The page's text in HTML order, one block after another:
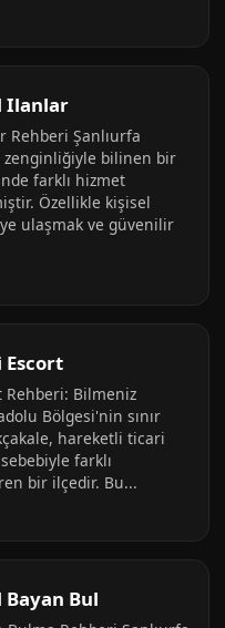
Ilanlar
Rehberi Şanlıurfa
zenginliğiyle bilinen bir
farklı hizmet
Özellikle kişisel
ulaşmak ve güvenilir
Escort
Rehberi: Bilmeniz
Bölgesi'nin sınır
hareketli ticari
farklı
bir ilçedir. Bu...
Bayan Bul